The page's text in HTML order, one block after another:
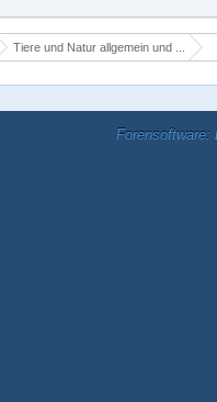
Tiere und Natur allgemein und ...
Forensoftware: